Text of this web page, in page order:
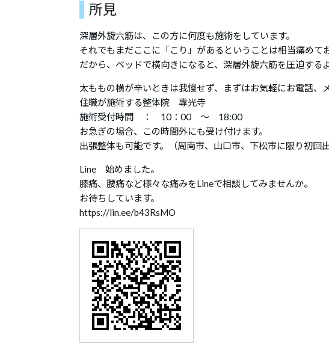
所見
深層外旋六筋は、この方に何度も施術をしています。
それでもまだここに「こり」があるということは相当痛めて
だから、ベッドで横向きになると、深層外旋六筋を圧迫する
太ももの横が辛いときは我慢せず、まずはお気軽にお電話、
住職が施術する整体院 專光寺
施術受付時間 ： 10：00 ～ 18:00
お急ぎの場合、この時間外にも受け付けます。
出張整体も可能です。（周南市、山口市、下松市に限り初回
Line 始めました。
膝痛、腰痛など様々な痛みをLineで相談してみませんか。
お待ちしています。
https://lin.ee/b43RsMO